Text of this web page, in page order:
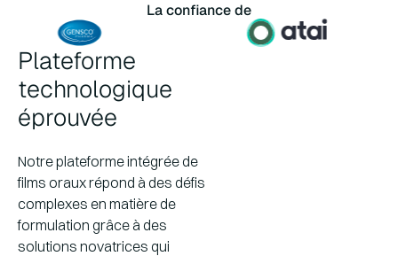
La confiance de
Plateforme
technologique
éprouvée
Notre plateforme intégrée de
films oraux répond à des défis
complexes en matière de
formulation grâce à des
solutions novatrices qui